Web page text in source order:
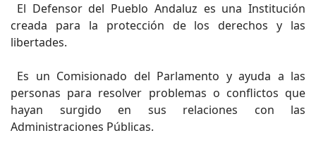
El Defensor del Pueblo Andaluz es una Institución
creada para la protección de los derechos y las
libertades.
Es un Comisionado del Parlamento y ayuda a las
personas para resolver problemas o conflictos que
hayan surgido en sus relaciones con las
Administraciones Públicas.